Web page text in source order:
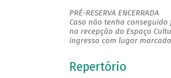
PRÉ-RESERVA ENCERRADA
Caso não tenha
na recepção do Espaço
ingresso com lugar
Repertório